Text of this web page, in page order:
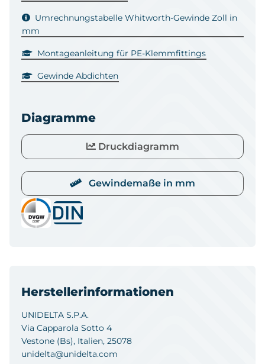
Umrechnungstabelle Whitworth-Gewinde Zoll in
mm
Montageanleitung für PE-Klemmfittings
Gewinde Abdichten
Diagramme
Druckdiagramm
Gewindemaße in mm
Herstellerinformationen
UNIDELTA S.P.A.
Via Capparola Sotto 4
Vestone (Bs), Italien, 25078
unidelta@unidelta.com